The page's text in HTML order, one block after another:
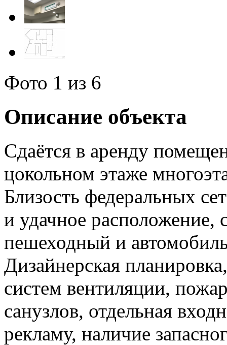
Фото 1 из 6
Описание объекта
Сдаётся в аренду
цокольном этаже
Близость федеральных
и удачное расположение,
пешеходный и
Дизайнерская
систем вентиляции,
санузлов, отдельная
рекламу, наличие